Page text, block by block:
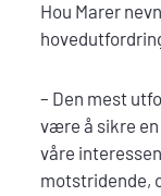
Hou Marer
– Den mest
være å sikre
våre
motstridende,